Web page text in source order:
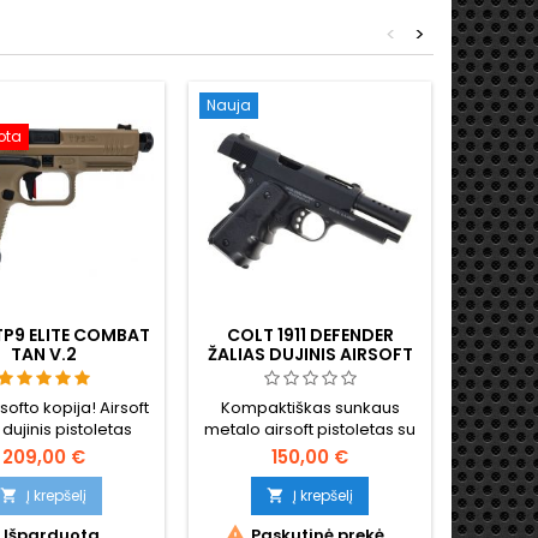
~360 FPS / 1,2 J.
>
<
ELITE COMBAT
TAN V.2
kopija! Airsoft
pistoletas
TP9 Elite Combat -
TAN spalvos
pagaminta pagal
licenciją, itin
209,00 €
 Į krepšelį
Nauja
COLT 1911 DEFENDER
ŽALIAS DUJINIS AIRSOFT
PISTOLETAS
Kompaktiškas sunkaus
metalo airsoft pistoletas su
atbuline eiga. Cybergun
180141.
150,00 €
 Į krepšelį
Nauja
šovinių
Talpina